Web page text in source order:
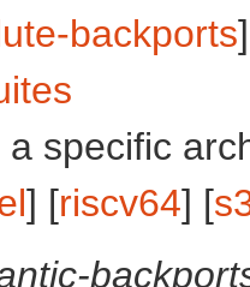
backports
specific
] [riscv64] [